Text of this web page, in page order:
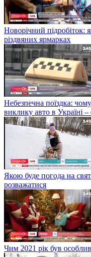
Новорічний підробіток:
різдвяних ярмарках
Небезпечна поїздка:
виклику авто в Україні
Якою буде погода на
розважатися
Чим 2021 рік був